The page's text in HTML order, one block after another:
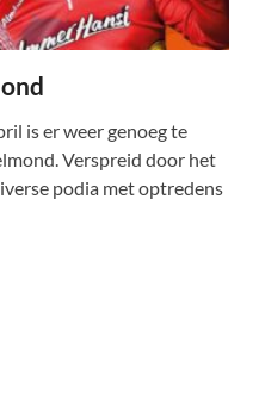
is er weer genoeg te
Verspreid door het
podia met optredens